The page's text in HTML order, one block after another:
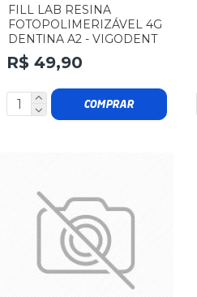
FILL LAB RESINA
FOTOPOLIMERIZÁVEL 4G
DENTINA A2 - VIGODENT
R$ 49,90
COMPRAR